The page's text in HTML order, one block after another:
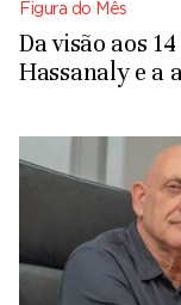
Figura do Mês
Da visão aos
Hassanaly e a